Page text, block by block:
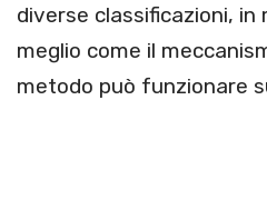
diverse classificazioni, in
meglio come il
metodo può funzionare